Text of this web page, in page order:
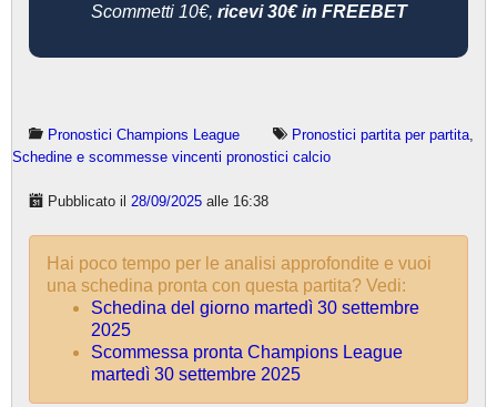
Scommetti 10€, ricevi 30€ in FREEBET
Pronostici Champions League Pronostici partita per partita
Schedine e scommesse vincenti pronostici calcio
Pubblicato il 28/09/2025 alle 16:38
Hai poco tempo per le analisi approfondite e vuoi
una schedina pronta con questa partita? Vedi:
Schedina del giorno martedì 30 settembre
2025
Scommessa pronta Champions League
martedì 30 settembre 2025